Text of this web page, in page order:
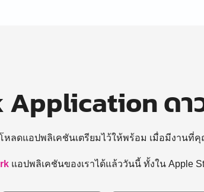
Application ดา
หลดแอปพลิเคชันเตรียมไว้ให้พร้อม เมื่อมีงานที่
แอปพลิเคชันของเราได้แล้ววันนี้ ทั้งใน Apple